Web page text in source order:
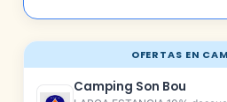
OFERTAS EN
Camping Son Bou